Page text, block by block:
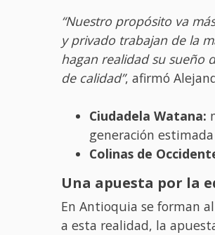
“Nuestro propósito va
y privado trabajan de la
hagan realidad su sueño
de calidad”, afirmó
Ciudadela Watana:
generación
Colinas de
Una apuesta por la
En Antioquia se forman
a esta realidad, la